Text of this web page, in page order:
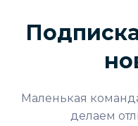
Маленькая
делаем